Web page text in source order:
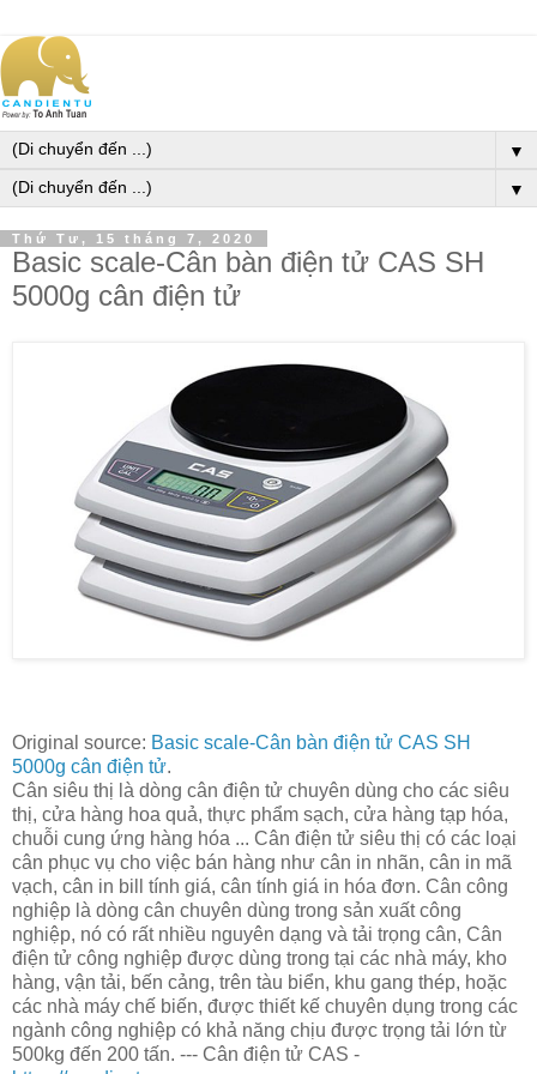
▼
▼
Thứ Tư, 15 tháng 7, 2020
Basic scale-Cân bàn điện tử CAS SH
5000g cân điện tử
Original source: Basic scale-Cân bàn điện tử CAS SH
5000g cân điện tử.
Cân siêu thị là dòng cân điện tử chuyên dùng cho các siêu
thị, cửa hàng hoa quả, thực phẩm sạch, cửa hàng tạp hóa,
chuỗi cung ứng hàng hóa ... Cân điện tử siêu thị có các loại
cân phục vụ cho việc bán hàng như cân in nhãn, cân in mã
vạch, cân in bill tính giá, cân tính giá in hóa đơn. Cân công
nghiệp là dòng cân chuyên dùng trong sản xuất công
nghiệp, nó có rất nhiều nguyên dạng và tải trọng cân, Cân
điện tử công nghiệp được dùng trong tại các nhà máy, kho
hàng, vận tải, bến cảng, trên tàu biển, khu gang thép, hoặc
các nhà máy chế biến, được thiết kế chuyên dụng trong các
ngành công nghiệp có khả năng chịu được trọng tải lớn từ
500kg đến 200 tấn. --- Cân điện tử CAS -